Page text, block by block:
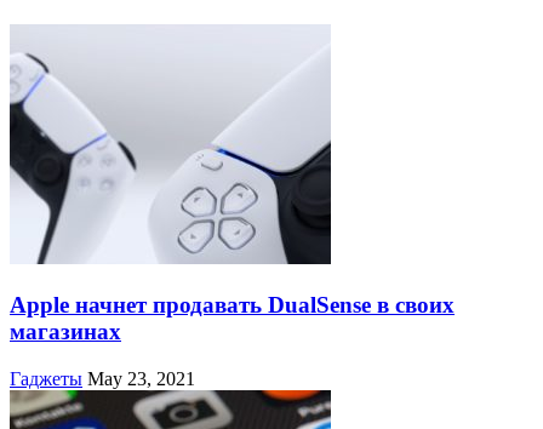
Apple начнет продавать DualSense в своих
магазинах
Гаджеты May 23, 2021